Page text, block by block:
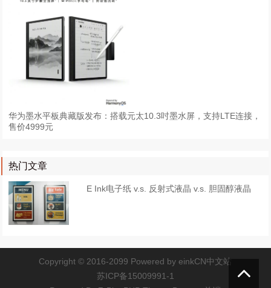
华为墨水平板典藏版发布：搭载元太10.3吋墨水屏，支持LTE连接，
售价4999元
热门文章
E Ink电子纸 v.s. 反射式液晶 v.s. 胆固醇液晶
Copyright © 2016-2099 Powered byeinkCN中文站
苏ICP备15009991-1